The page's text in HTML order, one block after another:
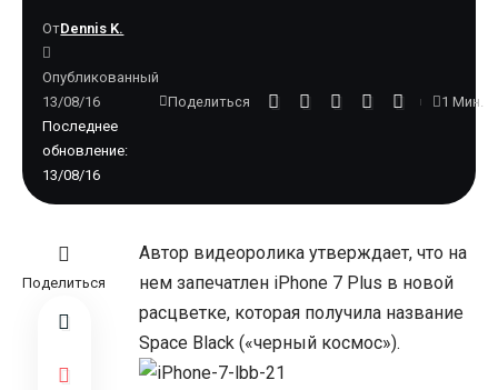
Последнее
обновление:
13/08/16
ОтDennis K.
Опубликованный
13/08/16
Поделиться 1 Мин.
Поделиться
Автор видеоролика утверждает, что на
нем запечатлен iPhone 7 Plus в новой
расцветке, которая получила название
Space Black («черный космос»).